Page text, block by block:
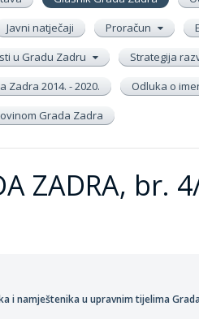
Javni natječaji Proračun
u Gradu Zadru
Strategija
2014. - 2020.
Odluka o
Grada Zadra
ZADRA, br.
i namještenika u upravnim tijelima